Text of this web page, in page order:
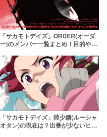
「サカモトデイズ」ORDER(オーダ
ー)のメンバー一覧まとめ！目的や強
【SAKAMOTO DAYS】
「サカモトデイズ」陸少糖(ルーシャ
オタン)の現在は？出番が少ないヒロ